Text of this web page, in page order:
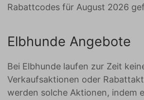
Rabattcodes für August 2026
Elbhunde Angebote
Bei Elbhunde laufen zur Zeit
Verkaufsaktionen oder
werden solche Aktionen, indem